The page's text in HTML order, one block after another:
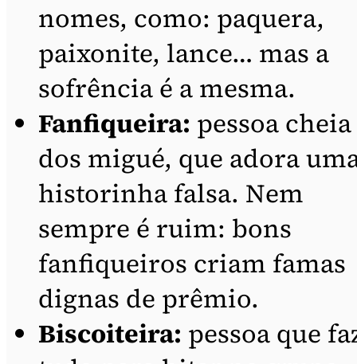
nomes, como: paquera,
paixonite, lance… mas a
sofrência é a mesma.
Fanfiqueira: pessoa cheia
dos migué, que adora
historinha falsa. Nem
sempre é ruim: bons
fanfiqueiros criam famas
dignas de prêmio.
Biscoiteira: pessoa que